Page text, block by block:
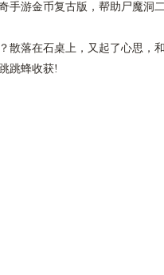
手游金币复古版，帮助尸魔洞
散落在石桌上，又起了心思，
跳蜂收获!